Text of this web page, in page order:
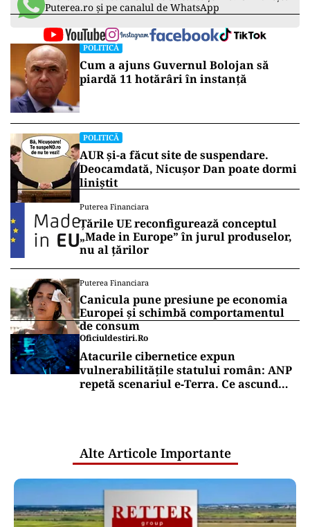
Puterea.ro și pe canalul de WhatsApp
POLITICĂ
Cum a ajuns Guvernul Bolojan să
piardă 11 hotărâri în instanță
POLITICĂ
AUR și-a făcut site de suspendare.
Deocamdată, Nicușor Dan poate dormi
liniștit
Puterea Financiara
Țările UE reconfigurează conceptul
„Made in Europe” în jurul produselor,
nu al țărilor
Puterea Financiara
Canicula pune presiune pe economia
Europei și schimbă comportamentul
de consum
Oficiuldestiri.ro
Atacurile cibernetice expun
vulnerabilitățile statului român: ANP
repetă scenariul e‑Terra. Ce ascund
Alte Articole Importante